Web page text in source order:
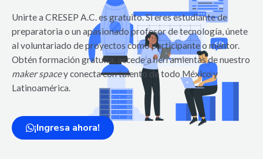
Unirte a CRESEP A.C. es gratuito. Si eres estudiante de
preparatoria o un apasionado profesor de tecnología, únete
al voluntariado de proyectos como participante o mentor.
Obtén formación gratuita, accede a herramientas de nuestro
maker spacey conecta con talento de todo México y
Latinoamérica.
¡Ingresa ahora!